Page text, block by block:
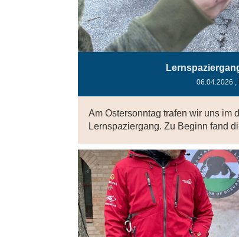
06.04.2026
Am Ostersonntag trafen wir uns im
Lernspaziergang. Zu Beginn fand